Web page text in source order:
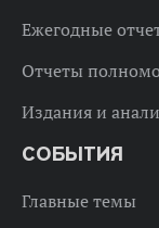
Ежегодные
Отчеты
Издания и
СОБЫТИЯ
Главные темы